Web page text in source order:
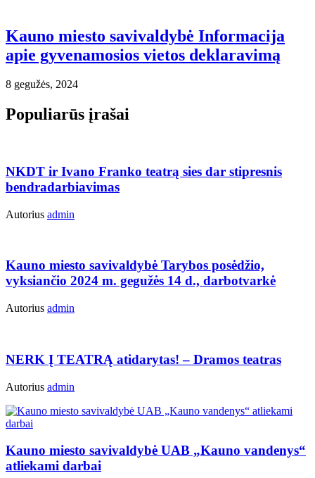
Kauno miesto savivaldybė Informacija
apie gyvenamosios vietos deklaravimą
8 gegužės, 2024
Populiarūs įrašai
NKDT ir Ivano Franko teatrą sies dar stipresnis
bendradarbiavimas
Autorius admin
Kauno miesto savivaldybė Tarybos posėdžio,
vyksiančio 2024 m. gegužės 14 d., darbotvarkė
Autorius admin
NERK Į TEATRĄ atidarytas! – Dramos teatras
Autorius admin
Kauno miesto savivaldybė UAB „Kauno vandenys“
atliekami darbai